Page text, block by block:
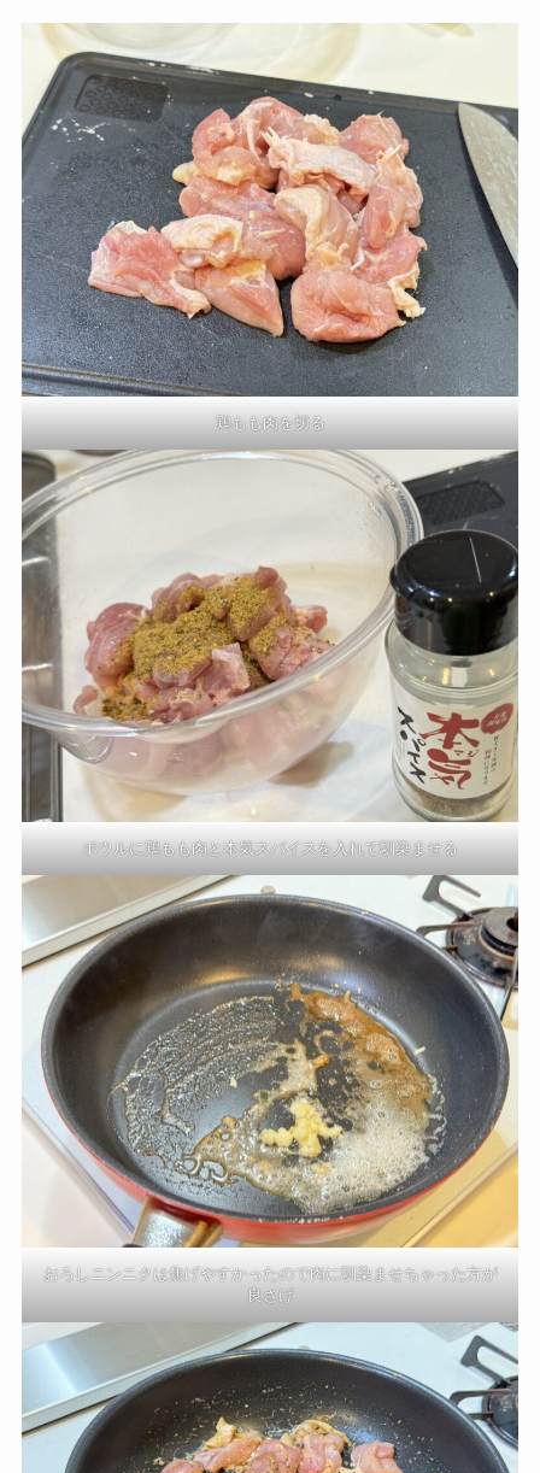
鶏もも肉を切る
ボウルに鶏もも肉と本気スパイスを入れて馴染ませる
おろしニンニクは焦げやすかったので肉に馴染ませちゃった方が
良さげ